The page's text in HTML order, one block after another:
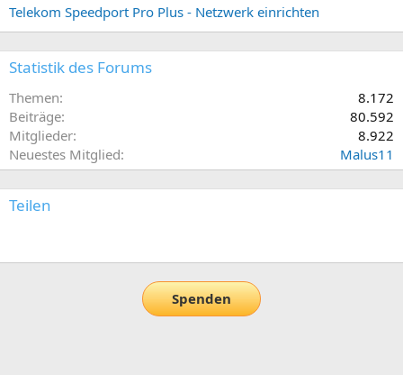
Telekom Speedport Pro Plus - Netzwerk einrichten
Statistik des Forums
Themen
8.172
Beiträge
80.592
Mitglieder
8.922
Neuestes Mitglied
Malus11
Teilen
Spenden